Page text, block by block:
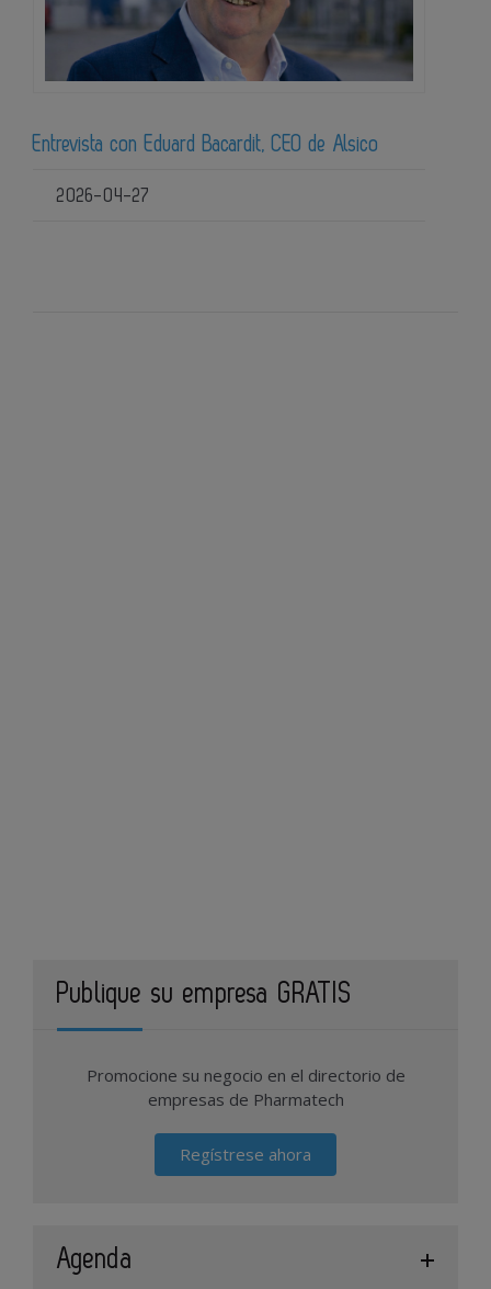
Entrevista con Eduard Bacardit, CEO de Alsico
2026-04-27
Publique su empresa GRATIS
Promocione su negocio en el directorio de
empresas de Pharmatech
Regístrese ahora
Agenda